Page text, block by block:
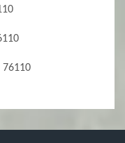
76110